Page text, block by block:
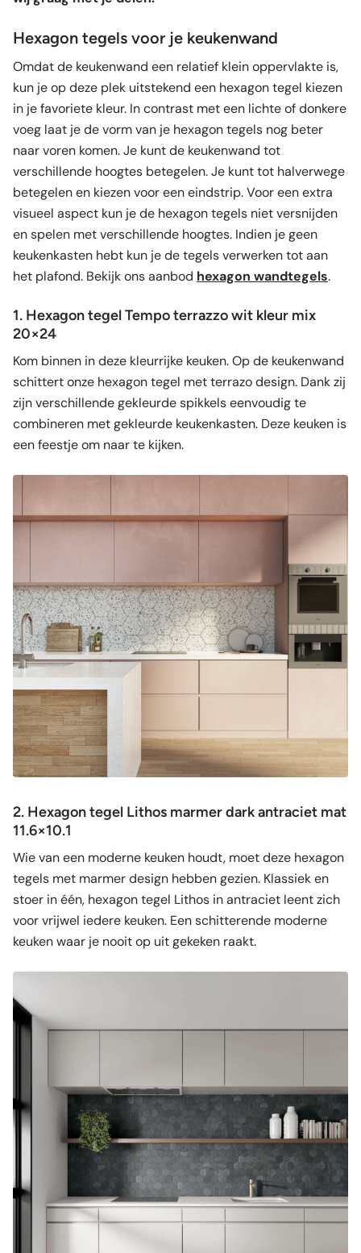
Hexagon tegels voor je keukenwand
Omdat de keukenwand een relatief klein oppervlakte is,
kun je op deze plek uitstekend een hexagon tegel kiezen
in je favoriete kleur. In contrast met een lichte of donkere
voeg laat je de vorm van je hexagon tegels nog beter
naar voren komen. Je kunt de keukenwand tot
verschillende hoogtes betegelen. Je kunt tot halverwege
betegelen en kiezen voor een eindstrip. Voor een extra
visueel aspect kun je de hexagon tegels niet versnijden
en spelen met verschillende hoogtes. Indien je geen
keukenkasten hebt kun je de tegels verwerken tot aan
het plafond. Bekijk ons aanbod hexagon wandtegels.
1. Hexagon tegel Tempo terrazzo wit kleur mix
20×24
Kom binnen in deze kleurrijke keuken. Op de keukenwand
schittert onze hexagon tegel met terrazo design. Dank zij
zijn verschillende gekleurde spikkels eenvoudig te
combineren met gekleurde keukenkasten. Deze keuken is
een feestje om naar te kijken.
2. Hexagon tegel Lithos marmer dark antraciet mat
11.6×10.1
Wie van een moderne keuken houdt, moet deze hexagon
tegels met marmer design hebben gezien. Klassiek en
stoer in één, hexagon tegel Lithos in antraciet leent zich
voor vrijwel iedere keuken. Een schitterende moderne
keuken waar je nooit op uit gekeken raakt.